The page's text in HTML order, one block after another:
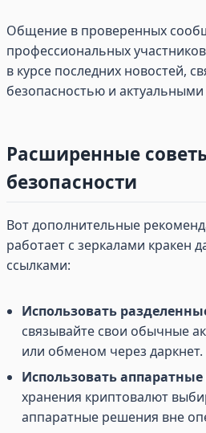
Общение в проверенных
профессиональных
в курсе последних новостей,
безопасностью и
Расширенные
безопасности
Вот дополнительные
работает с зеркалами кракен
ссылками:
Использовать
связывайте свои обычные
или обменом через даркнет.
Использовать
хранения криптовалют
аппаратные решения вне